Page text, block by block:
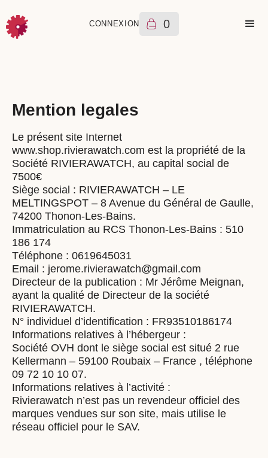
CONNEXION 0
Mention legales
Le présent site Internet
www.shop.rivierawatch.com est la propriété de la
Société RIVIERAWATCH, au capital social de
7500€
Siège social : RIVIERAWATCH – LE
MELTINGSPOT – 8 Avenue du Général de Gaulle,
74200 Thonon-Les-Bains.
Immatriculation au RCS Thonon-Les-Bains : 510
186 174
Téléphone : 0619645031
Email : jerome.rivierawatch@gmail.com
Directeur de la publication : Mr Jérôme Meignan,
ayant la qualité de Directeur de la société
RIVIERAWATCH.
N° individuel d’identification : FR93510186174
Informations relatives à l’hébergeur :
Société OVH dont le siège social est situé 2 rue
Kellermann – 59100 Roubaix – France , téléphone
09 72 10 10 07.
Informations relatives à l’activité :
Rivierawatch n’est pas un revendeur officiel des
marques vendues sur son site, mais utilise le
réseau officiel pour le SAV.